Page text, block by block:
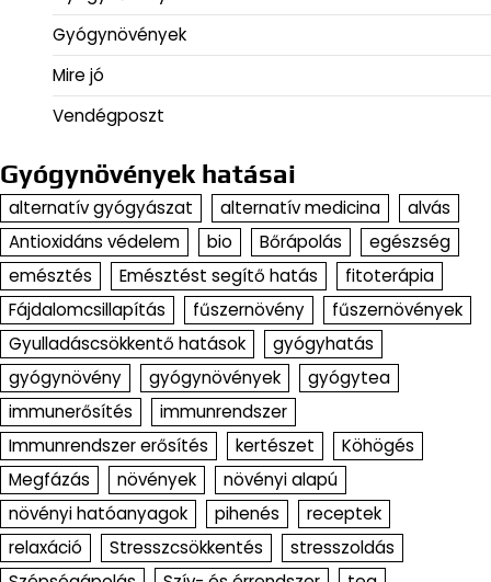
Gyógynövények
Mire jó
Vendégposzt
Gyógynövények hatásai
alternatív gyógyászat alternatív medicina
alvás
Antioxidáns védelem
bio Bőrápolás
egészség
emésztés
Emésztést segítő hatás
fitoterápia
Fájdalomcsillapítás
fűszernövény
fűszernövények
Gyulladáscsökkentő hatások
gyógyhatás
gyógynövény
gyógynövények
gyógytea
immunerősítés
immunrendszer
Immunrendszer erősítés
kertészet
Köhögés
Megfázás
növények
növényi alapú
növényi hatóanyagok
pihenés
receptek
relaxáció
Stresszcsökkentés
stresszoldás